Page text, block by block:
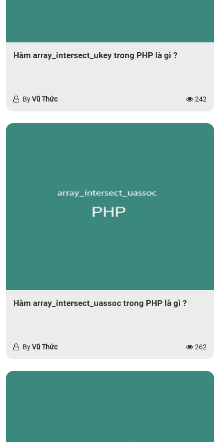
Hàm array_intersect_ukey trong PHP là gì ?
ByVũ Thức 242
Hàm array_intersect_uassoc trong PHP là gì ?
ByVũ Thức 262